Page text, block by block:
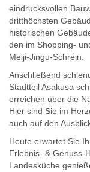
eindrucksvollen
dritthöchsten
historischen
den im Shopping-
Meiji-Jingu-Schrein.
Anschließend
Stadtteil Asakusa
erreichen über die
Hier sind Sie im
auch auf den
Heute erwartet Sie
Erlebnis- & Genuss-
Landesküche